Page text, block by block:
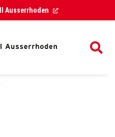
Ausserrhoden (External Link)